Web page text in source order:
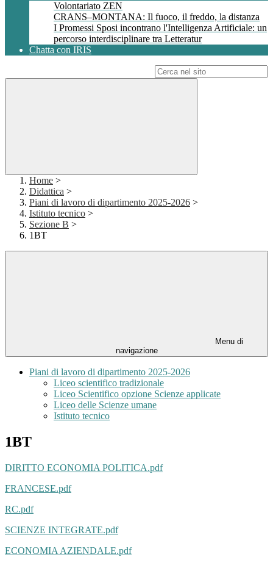
Volontariato ZEN
CRANS–MONTANA: Il fuoco, il freddo, la distanza
I Promessi Sposi incontrano l'Intelligenza Artificiale: un
percorso interdisciplinare tra Letteratur
Chatta con IRIS
Home >
Didattica >
Piani di lavoro di dipartimento 2025-2026 >
Istituto tecnico >
Sezione B >
1BT
Menu di
navigazione
Piani di lavoro di dipartimento 2025-2026
Liceo scientifico tradizionale
Liceo Scientifico opzione Scienze applicate
Liceo delle Scienze umane
Istituto tecnico
1BT
DIRITTO ECONOMIA POLITICA.pdf
FRANCESE.pdf
RC.pdf
SCIENZE INTEGRATE.pdf
ECONOMIA AZIENDALE.pdf